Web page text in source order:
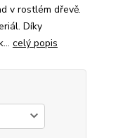
v rostlém dřevě.
Díky
celý popis